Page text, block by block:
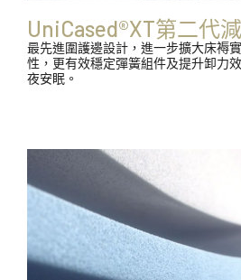
UniCased®XT第二代
最先進圍護邊設計，進一步擴大床褥
性，更有效穩定彈簧組件及提升卸力
夜安眠。